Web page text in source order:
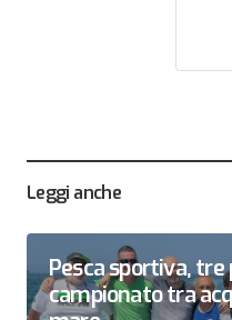
Leggi anche
Pesca sportiva, tre
campionato tra